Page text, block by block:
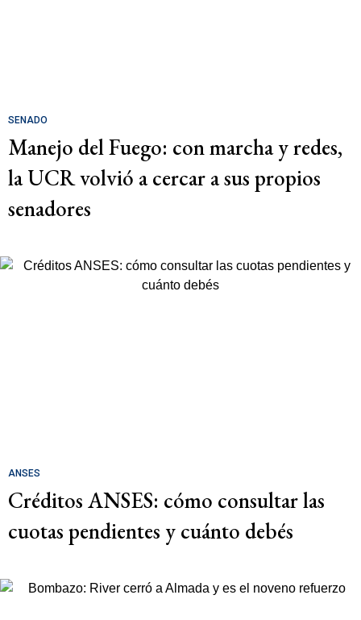
SENADO
Manejo del Fuego: con marcha y redes,
la UCR volvió a cercar a sus propios
senadores
ANSES
Créditos ANSES: cómo consultar las
cuotas pendientes y cuánto debés